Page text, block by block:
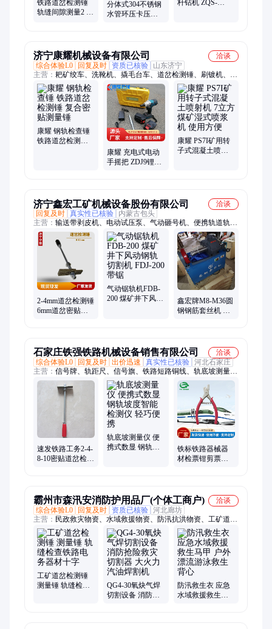
铁路道岔检测锤
轨缝间隙测量2 4
分体式304不锈钢
水管环压卡压工
杆钻机 ZQS-
济宁康耀机械设备有限公司
洽谈
综合体验L0
回复及时 资质已核验
山东济宁
主营： 耙矿绞车、洗靴机、撬毛台车、道岔检测锤、刷镀机、无
压风门、矿用饮水机
康耀 钢轨检查锤
铁路道岔检测锤
康耀 充电式电动
手摇把 ZDJ9锂电
康耀 PS7I矿用转
子式混凝土喷射
济宁鑫宏工矿机械设备股份有限公司
洽谈
回复及时 真实性已核验
内蒙古包头
主营： 输送带剥皮机、电动试压泵、气动砸号机、便携轨道轨缝
检验锤、钨极磨尖机、手动液压弯排机、钢丝绳芯输送带切割
机、高速圆钢套丝机、钢筋轧尖机、法兰分离器、风管合缝机、
钢筋拉拔仪、热熔焊机、液压钳、气动钢轨钻孔机
2-4mm道岔检测锤
6mm道岔密贴测
气动锯轨机FDB-
200 煤矿井下风动
鑫宏牌M8-M36圆
钢钢筋套丝机 高
石家庄铁强铁路机械设备销售有限公司
洽谈
综合体验L0
回复及时 出价迅速 真实性已核验 河北石家庄
主营： 信号牌、轨距尺、信号旗、铁路短路铜线、轨底坡测量
仪、太阳能标志灯、磁铁锂电防护灯、锂电信号灯、回流线移动
停车牌、限速牌、钩锁器、土挡灯、磁铁旗杆、强磁短路线、2
型信号灯、标志灯、撬棍、双边倒角器、方尺、支距尺、超高版
速发铁路工务2-4-
8-10密贴道岔检测
轨底坡测量仪 便
携式数显 钢轨坡
铁标铁路器械器
材检票钳剪票钳
霸州市森汛安消防护用品厂(个体工商户)
洽谈
综合体验L0
回复及时 资质已核验 河北廊坊
主营： 民政救灾物资、水域救援物资、防汛抗洪物资、工矿道岔
检测锤、地震救援物资
工矿道岔检测锤
测量锤 轨缝检查
QG4-30氧炔气焊
切割设备 消防抢
防汛救生衣 应急
水域救援救生马